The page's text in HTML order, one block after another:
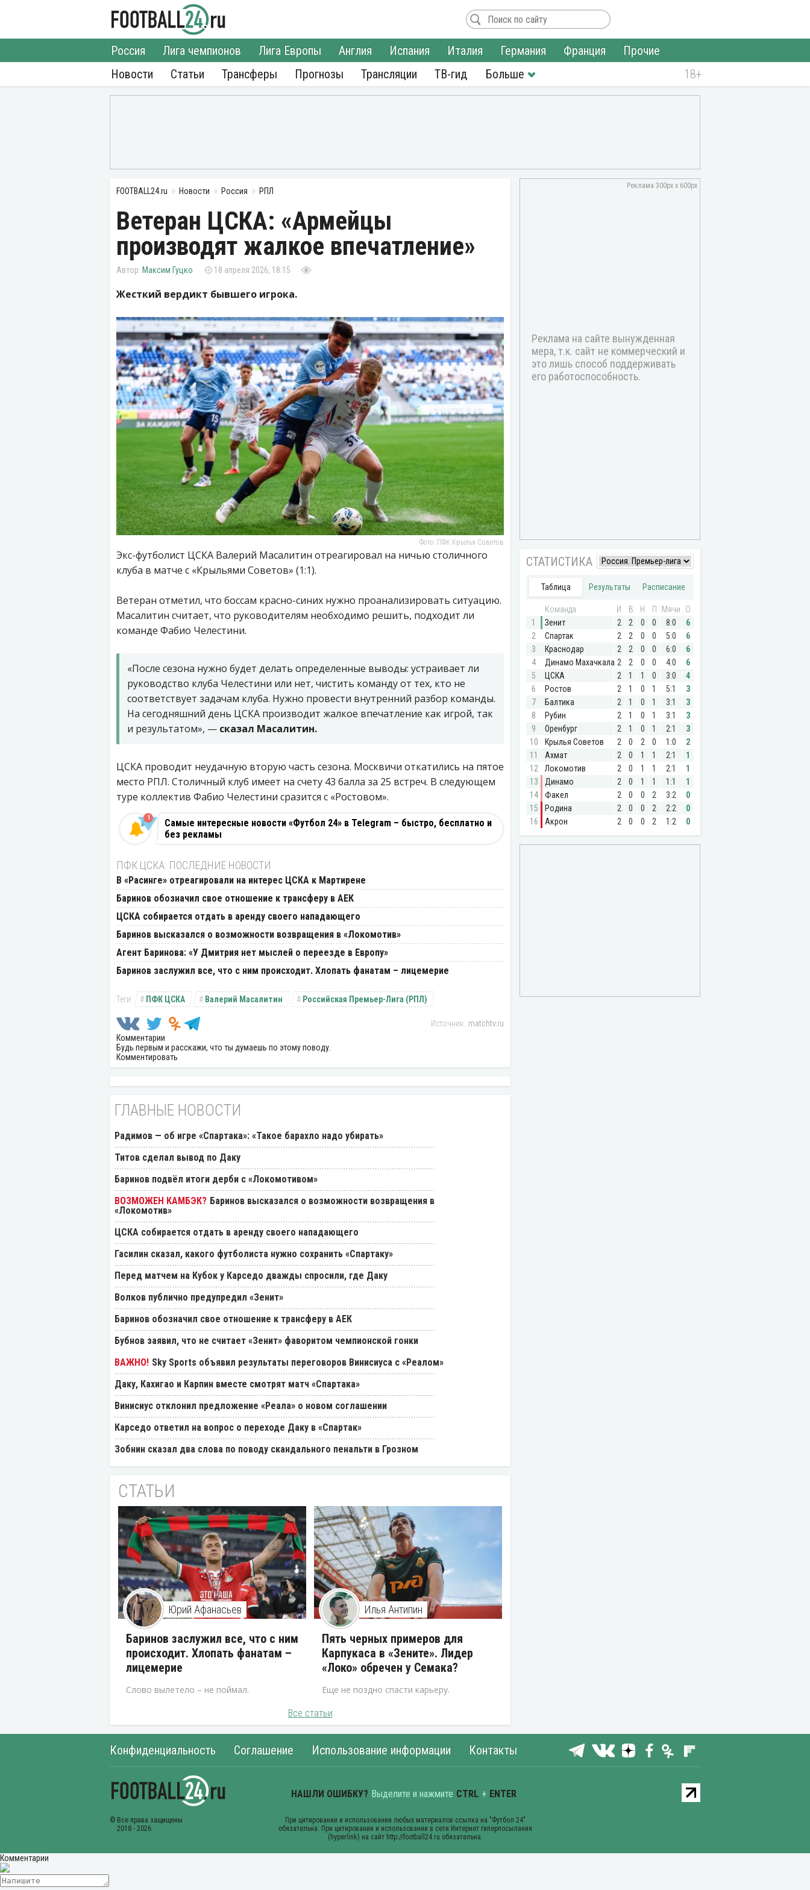
Новости
Россия Лига чемпионов Лига Европы Англия Испания Италия Германия Франция
Прочие
Статьи
Трансферы Прогнозы Трансляции ТВ-гид
FOOTBALL24.ru Новости Россия РПЛ
Ветеран ЦСКА: «Армейцы
производят жалкое впечатление»
Максим Гуцко 18 апреля 2026, 18:15
Жесткий вердикт бывшего игрока.
Фото: ПФК Крылья Советов
Экс-футболист ЦСКА Валерий Масалитин отреагировал на ничью столичного
клуба в матче с «Крыльями Советов» (1:1).
Ветеран отметил, что боссам красно-синих нужно проанализировать ситуацию.
Масалитин считает, что руководителям необходимо решить, подходит ли
команде Фабио Челестини.
«После сезона нужно будет делать определенные выводы: устраивает ли
руководство клуба Челестини или нет, чистить команду от тех, кто не
соответствует задачам клуба. Нужно провести внутренний разбор команды.
На сегодняшний день ЦСКА производит жалкое впечатление как игрой, так
и результатом», — сказал Масалитин.
ЦСКА проводит неудачную вторую часть сезона. Москвичи откатились на пятое
место РПЛ. Столичный клуб имеет на счету 43 балла за 25 встреч. В следующем
туре коллектив Фабио Челестини сразится с «Ростовом».
Самые интересные новости «Футбол 24» в Telegram – быстро, бесплатно и
без рекламы
1
ПФК ЦСКА: ПОСЛЕДНИЕ НОВОСТИ
В «Расинге» отреагировали на интерес ЦСКА к Мартирене
Баринов обозначил свое отношение к трансферу в АЕК
ЦСКА собирается отдать в аренду своего нападающего
Баринов высказался о возможности возвращения в «Локомотив»
Агент Баринова: «У Дмитрия нет мыслей о переезде в Европу»
Баринов заслужил все, что с ним происходит. Хлопать фанатам – лицемерие
ПФК ЦСКА Валерий Масалитин Российская Премьер-Лига (РПЛ)
matchtv.ru
Комментарии
Будь первым и расскажи, что ты думаешь по этому поводу.
Комментировать
ГЛАВНЫЕ НОВОСТИ
Радимов — об игре «Спартака»: «Такое барахло надо убирать»
Титов сделал вывод по Даку
Баринов подвёл итоги дерби с «Локомотивом»
Баринов высказался о возможности возвращения в
«Локомотив»
ЦСКА собирается отдать в аренду своего нападающего
Гасилин сказал, какого футболиста нужно сохранить «Спартаку»
Перед матчем на Кубок у Карседо дважды спросили, где Даку
Волков публично предупредил «Зенит»
Баринов обозначил свое отношение к трансферу в АЕК
Бубнов заявил, что не считает «Зенит» фаворитом чемпионской гонки
Sky Sports объявил результаты переговоров Винисиуса с «Реалом»
Даку, Кахигао и Карпин вместе смотрят матч «Спартака»
Винисиус отклонил предложение «Реала» о новом соглашении
Карседо ответил на вопрос о переходе Даку в «Спартак»
Зобнин сказал два слова по поводу скандального пенальти в Грозном
СТАТЬИ
Юрий Афанасьев
Баринов заслужил все, что с ним
происходит. Хлопать фанатам –
лицемерие
Слово вылетело – не поймал.
Илья Антипин
Пять черных примеров для
Карпукаса в «Зените». Лидер
«Локо» обречен у Семака?
Еще не поздно спасти карьеру.
Все статьи
Конфиденциальность Соглашение Использование информации Контакты
Комментарии